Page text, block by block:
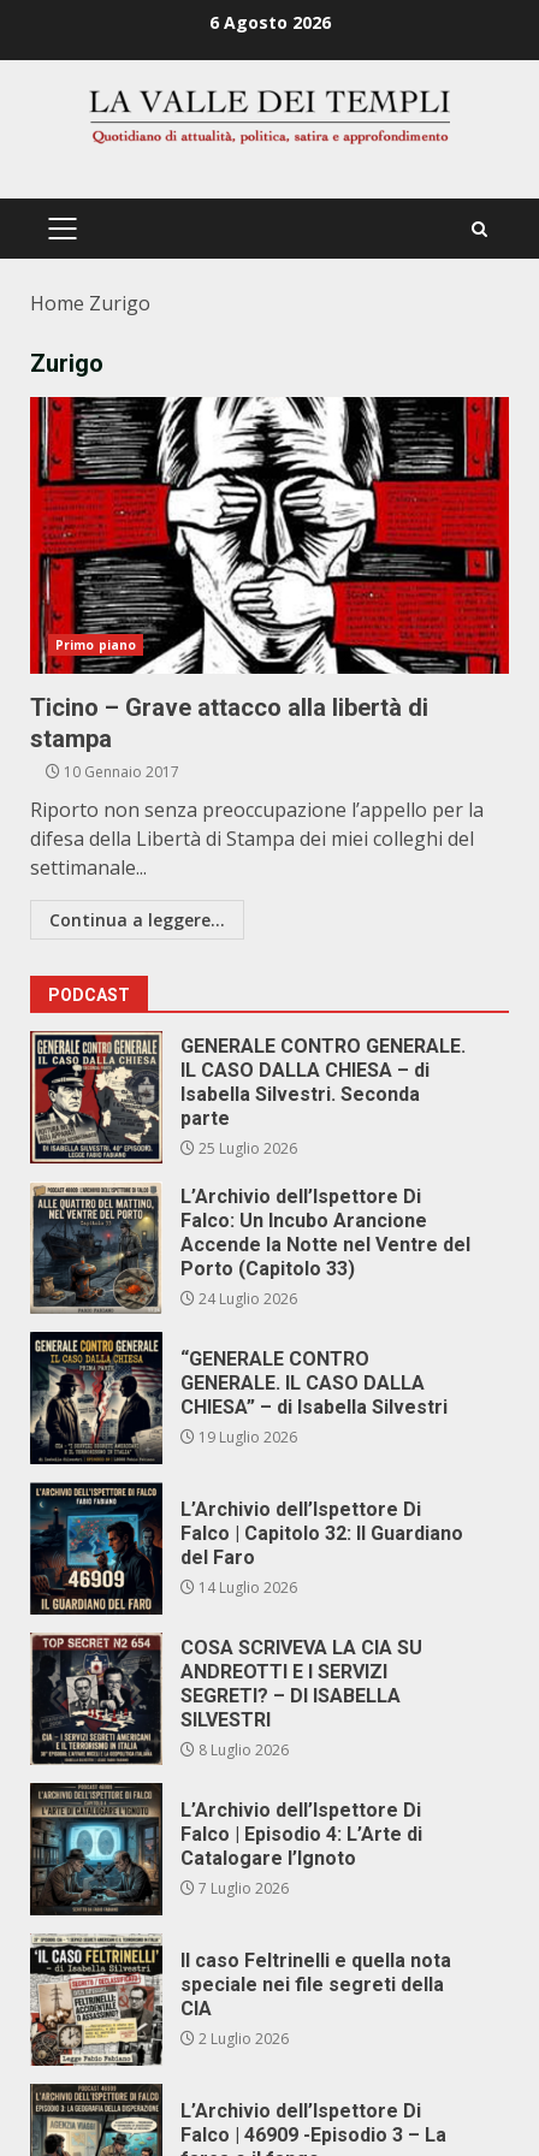
6 Agosto 2026
PRIMÄRES
Home Zurigo
Zurigo
Primo piano
Ticino – Grave attacco alla libertà di
stampa
10 Gennaio 2017
Riporto non senza preoccupazione l’appello per la
difesa della Libertà di Stampa dei miei colleghi del
settimanale...
Continua a leggere...
PODCAST
GENERALE CONTRO GENERALE.
IL CASO DALLA CHIESA – di
Isabella Silvestri. Seconda
parte
25 Luglio 2026
L’Archivio dell’Ispettore Di
Falco: Un Incubo Arancione
Accende la Notte nel Ventre del
Porto (Capitolo 33)
24 Luglio 2026
“GENERALE CONTRO
GENERALE. IL CASO DALLA
CHIESA” – di Isabella Silvestri
19 Luglio 2026
L’Archivio dell’Ispettore Di
Falco | Capitolo 32: Il Guardiano
del Faro
14 Luglio 2026
COSA SCRIVEVA LA CIA SU
ANDREOTTI E I SERVIZI
SEGRETI? – DI ISABELLA
SILVESTRI
8 Luglio 2026
L’Archivio dell’Ispettore Di
Falco | Episodio 4: L’Arte di
Catalogare l’Ignoto
7 Luglio 2026
Il caso Feltrinelli e quella nota
speciale nei file segreti della
CIA
2 Luglio 2026
L’Archivio dell’Ispettore Di
Falco | 46909 -Episodio 3 – La